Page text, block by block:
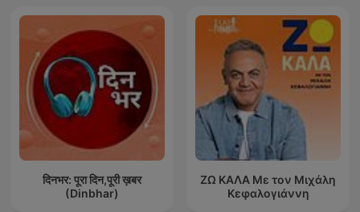
दिनभर: पूरा दिन,पूरी ख़बर
(Dinbhar)
ΖΩ ΚΑΛΑ Με τον Μιχάλη
Κεφαλογιάννη